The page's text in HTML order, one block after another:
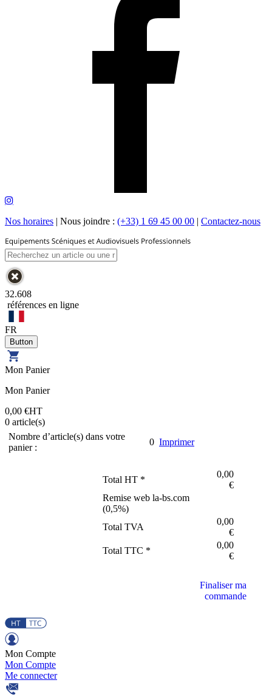
Nos horaires | Nous joindre : (+33) 1 69 45 00 00 | Contactez-nous
32.608
références en ligne
FR
Mon Panier
Mon Panier
0,00 €HT
0 article(s)
Nombre d’article(s) dans votre
panier :
0 Imprimer
Total HT *
0,00
€
Remise web la-bs.com
(0,5%)
Total TVA
0,00
€
Total TTC *
0,00
€
Finaliser ma
commande
Mon Compte
Mon Compte
Me connecter